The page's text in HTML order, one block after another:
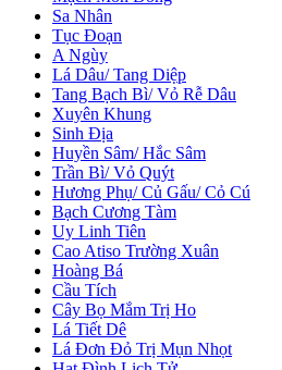
Sa Nhân
Tục Đoạn
A Ngùy
Lá Dâu/ Tang Diệp
Tang Bạch Bì/ Vỏ Rễ Dâu
Xuyên Khung
Sinh Địa
Huyền Sâm/ Hắc Sâm
Trần Bì/ Vỏ Quýt
Hương Phụ/ Củ Gấu/ Cỏ Cú
Bạch Cương Tàm
Uy Linh Tiên
Cao Atiso Trường Xuân
Hoàng Bá
Cầu Tích
Cây Bọ Mắm Trị Ho
Lá Tiết Dê
Lá Đơn Đỏ Trị Mụn Nhọt